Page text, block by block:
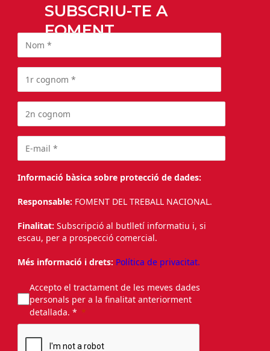
SUBSCRIU-TE A
FOMENT
Informació bàsica sobre protecció de dades:
Responsable: FOMENT DEL TREBALL NACIONAL.
Finalitat: Subscripció al butlletí informatiu i, si
escau, per a prospecció comercial.
Més informació i drets: Política de privacitat.
Accepto el tractament de les meves dades
personals per a la finalitat anteriorment
detallada. *